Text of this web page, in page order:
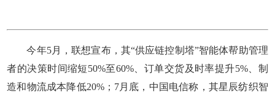
今年5月，联想宣布，其“供应链控制塔”智能体帮助管理
者的决策时间缩短50%至60%、订单交货及时率提升5%、制
造和物流成本降低20%；7月底，中国电信称，其星辰纺织智